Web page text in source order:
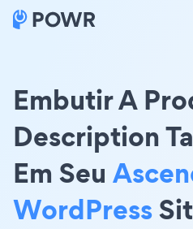
Embutir A
Description
Em Seu
WordPress